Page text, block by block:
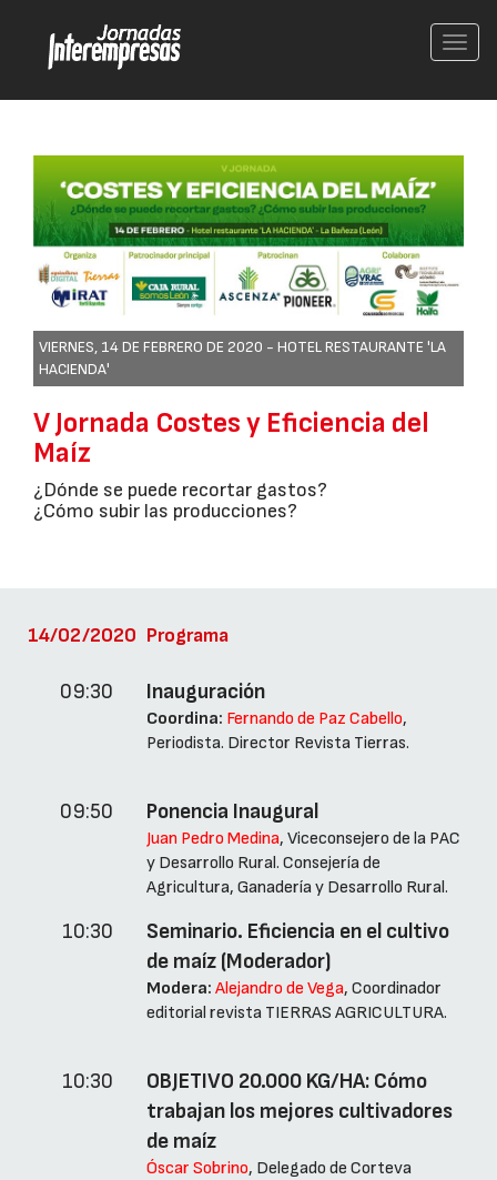
VIERNES, 14 DE FEBRERO DE 2020 - HOTEL RESTAURANTE 'LA
HACIENDA'
V Jornada Costes y Eficiencia del
Maíz
¿Dónde se puede recortar gastos?
¿Cómo subir las producciones?
14/02/2020 Programa
09:30 Inauguración
Coordina: Fernando de Paz Cabello,
Periodista. Director Revista Tierras.
09:50 Ponencia Inaugural
Juan Pedro Medina, Viceconsejero de la PAC
y Desarrollo Rural. Consejería de
Agricultura, Ganadería y Desarrollo Rural.
10:30
Seminario. Eficiencia en el cultivo
de maíz (Moderador)
Modera: Alejandro de Vega, Coordinador
editorial revista TIERRAS AGRICULTURA.
10:30
OBJETIVO 20.000 KG/HA: Cómo
trabajan los mejores cultivadores
de maíz
Óscar Sobrino, Delegado de Corteva